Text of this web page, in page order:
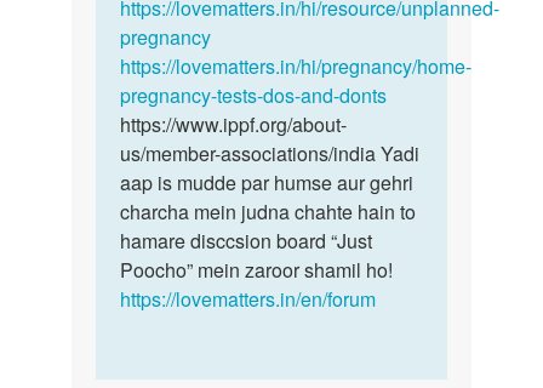
https://lovematters.in/hi/resource/unplanned-
pregnancy
https://lovematters.in/hi/pregnancy/home-
pregnancy-tests-dos-and-donts
https://www.ippf.org/about-
us/member-associations/india Yadi
aap is mudde par humse aur gehri
charcha mein judna chahte hain to
hamare disccsion board “Just
Poocho” mein zaroor shamil ho!
https://lovematters.in/en/forum